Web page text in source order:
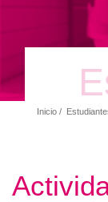
Ruta
Inicio